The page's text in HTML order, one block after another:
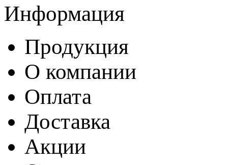
Информация
Продукция
О компании
Оплата
Доставка
Акции